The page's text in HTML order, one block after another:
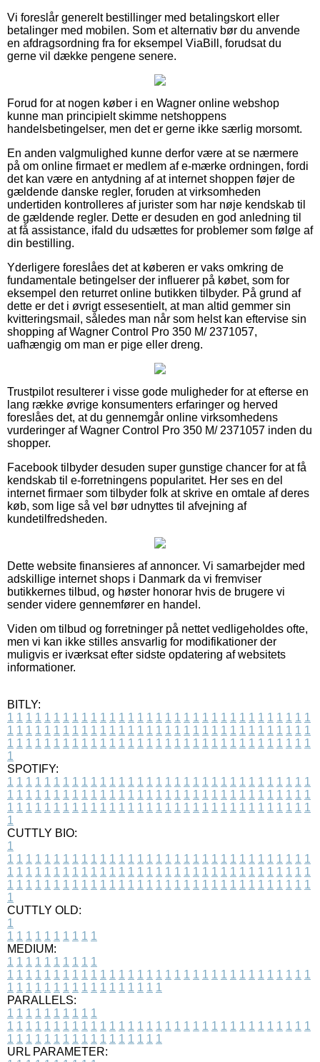
Vi foreslår generelt bestillinger med betalingskort eller
betalinger med mobilen. Som et alternativ bør du anvende
en afdragsordning fra for eksempel ViaBill, forudsat du
gerne vil dække pengene senere.
Forud for at nogen køber i en Wagner online webshop
kunne man principielt skimme netshoppens
handelsbetingelser, men det er gerne ikke særlig morsomt.
En anden valgmulighed kunne derfor være at se nærmere
på om online firmaet er medlem af e-mærke ordningen, fordi
det kan være en antydning af at internet shoppen føjer de
gældende danske regler, foruden at virksomheden
undertiden kontrolleres af jurister som har nøje kendskab til
de gældende regler. Dette er desuden en god anledning til
at få assistance, ifald du udsættes for problemer som følge af
din bestilling.
Yderligere foreslåes det at køberen er vaks omkring de
fundamentale betingelser der influerer på købet, som for
eksempel den returret online butikken tilbyder. På grund af
dette er det i øvrigt essesentielt, at man altid gemmer sin
kvitteringsmail, således man når som helst kan eftervise sin
shopping af Wagner Control Pro 350 M/ 2371057,
uafhængig om man er pige eller dreng.
Trustpilot resulterer i visse gode muligheder for at efterse en
lang række øvrige konsumenters erfaringer og herved
foreslåes det, at du gennemgår online virksomhedens
vurderinger af Wagner Control Pro 350 M/ 2371057 inden du
shopper.
Facebook tilbyder desuden super gunstige chancer for at få
kendskab til e-forretningens popularitet. Her ses en del
internet firmaer som tilbyder folk at skrive en omtale af deres
køb, som lige så vel bør udnyttes til afvejning af
kundetilfredsheden.
Dette website finansieres af annoncer. Vi samarbejder med
adskillige internet shops i Danmark da vi fremviser
butikkernes tilbud, og høster honorar hvis de brugere vi
sender videre gennemfører en handel.
Viden om tilbud og forretninger på nettet vedligeholdes ofte,
men vi kan ikke stilles ansvarlig for modifikationer der
muligvis er iværksat efter sidste opdatering af websitets
informationer.
BITLY:
1 1 1 1 1 1 1 1 1 1 1 1 1 1 1 1 1 1 1 1 1 1 1 1 1 1 1 1 1 1 1 1 1
1 1 1 1 1 1 1 1 1 1 1 1 1 1 1 1 1 1 1 1 1 1 1 1 1 1 1 1 1 1 1 1 1
1 1 1 1 1 1 1 1 1 1 1 1 1 1 1 1 1 1 1 1 1 1 1 1 1 1 1 1 1 1 1 1 1
1
SPOTIFY:
1 1 1 1 1 1 1 1 1 1 1 1 1 1 1 1 1 1 1 1 1 1 1 1 1 1 1 1 1 1 1 1 1
1 1 1 1 1 1 1 1 1 1 1 1 1 1 1 1 1 1 1 1 1 1 1 1 1 1 1 1 1 1 1 1 1
1 1 1 1 1 1 1 1 1 1 1 1 1 1 1 1 1 1 1 1 1 1 1 1 1 1 1 1 1 1 1 1 1
1
CUTTLY BIO:
1
1 1 1 1 1 1 1 1 1 1 1 1 1 1 1 1 1 1 1 1 1 1 1 1 1 1 1 1 1 1 1 1 1
1 1 1 1 1 1 1 1 1 1 1 1 1 1 1 1 1 1 1 1 1 1 1 1 1 1 1 1 1 1 1 1 1
1 1 1 1 1 1 1 1 1 1 1 1 1 1 1 1 1 1 1 1 1 1 1 1 1 1 1 1 1 1 1 1 1
1
CUTTLY OLD:
1
1 1 1 1 1 1 1 1 1 1
MEDIUM:
1 1 1 1 1 1 1 1 1 1
1 1 1 1 1 1 1 1 1 1 1 1 1 1 1 1 1 1 1 1 1 1 1 1 1 1 1 1 1 1 1 1 1
1 1 1 1 1 1 1 1 1 1 1 1 1 1 1 1 1
PARALLELS:
1 1 1 1 1 1 1 1 1 1
1 1 1 1 1 1 1 1 1 1 1 1 1 1 1 1 1 1 1 1 1 1 1 1 1 1 1 1 1 1 1 1 1
1 1 1 1 1 1 1 1 1 1 1 1 1 1 1 1 1
URL PARAMETER: